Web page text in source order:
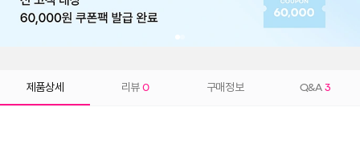
제품상세 리뷰 0 구매정보 Q&A 3